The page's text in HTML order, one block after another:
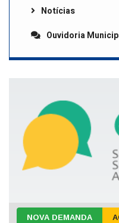
Notícias
Ouvidoria
NOVA DEMANDA